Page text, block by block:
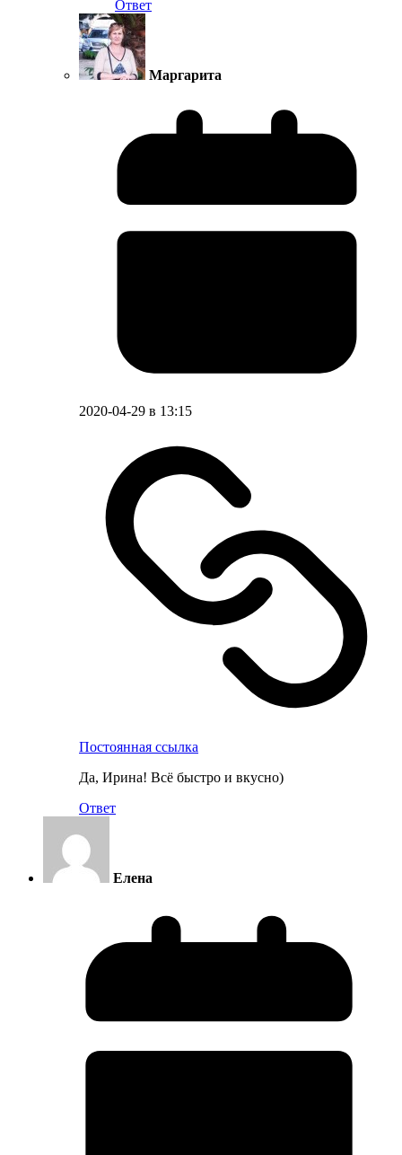
Ответ
Маргарита
2020-04-29 в 13:15
Постоянная ссылка
Да, Ирина! Всё быстро и вкусно)
Ответ
Елена